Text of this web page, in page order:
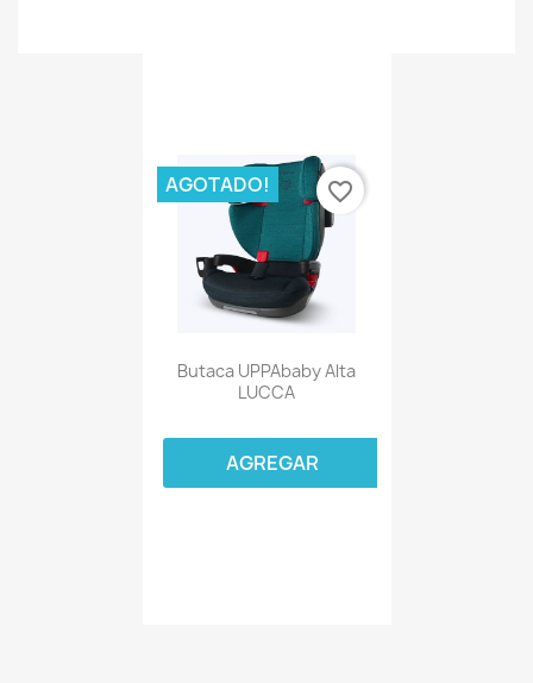
Butaca UPPAbaby Alta
LUCCA
AGOTADO!
AGREGAR
favorite_border